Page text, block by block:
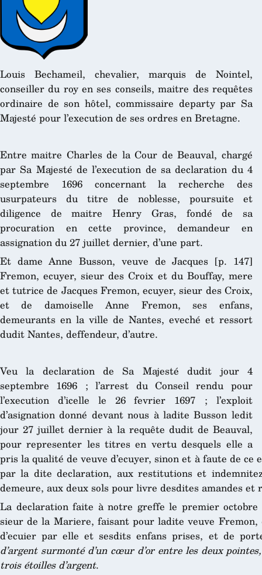
Louis Bechameil, chevalier, marquis de Nointel,
conseiller du roy en ses conseils, maitre des requêtes
ordinaire de son hôtel, commissaire departy par Sa
Majesté pour l’execution de ses ordres en Bretagne.
Entre maitre Charles de la Cour de Beauval, chargé
par Sa Majesté de l’execution de sa declaration du 4
septembre 1696 concernant la recherche des
usurpateurs du titre de noblesse, poursuite et
diligence de maitre Henry Gras, fondé de sa
procuration en cette province, demandeur en
assignation du 27 juillet dernier, d’une part.
Et dame Anne Busson, veuve de Jacques [p. 147]
Fremon, ecuyer, sieur des Croix et du Bouffay, mere
et tutrice de Jacques Fremon, ecuyer, sieur des Croix,
et de damoiselle Anne Fremon, ses enfans,
demeurants en la ville de Nantes, eveché et ressort
dudit Nantes, deffendeur, d’autre.
Veu la declaration de Sa Majesté dudit jour 4
septembre 1696 ; l’arrest du Conseil rendu pour
l’execution d’icelle le 26 fevrier 1697 ; l’exploit
d’asignation donné devant nous à ladite Busson ledit
jour 27 juillet dernier à la requête dudit de Beauval,
pour representer les titres en vertu desquels elle a
pris la qualité de veuve d’ecuyer, sinon et à faute de ce
par la dite declaration, aux restitutions et
demeure, aux deux sols pour livre desdites amandes et
La declaration faite à notre greffe le premier
sieur de la Mariere, faisant pour ladite veuve
d’ecuier par elle et sesdits enfans prises, et de
d’argent surmonté d’un cœur d’or entre les deux
trois étoilles d’argent.